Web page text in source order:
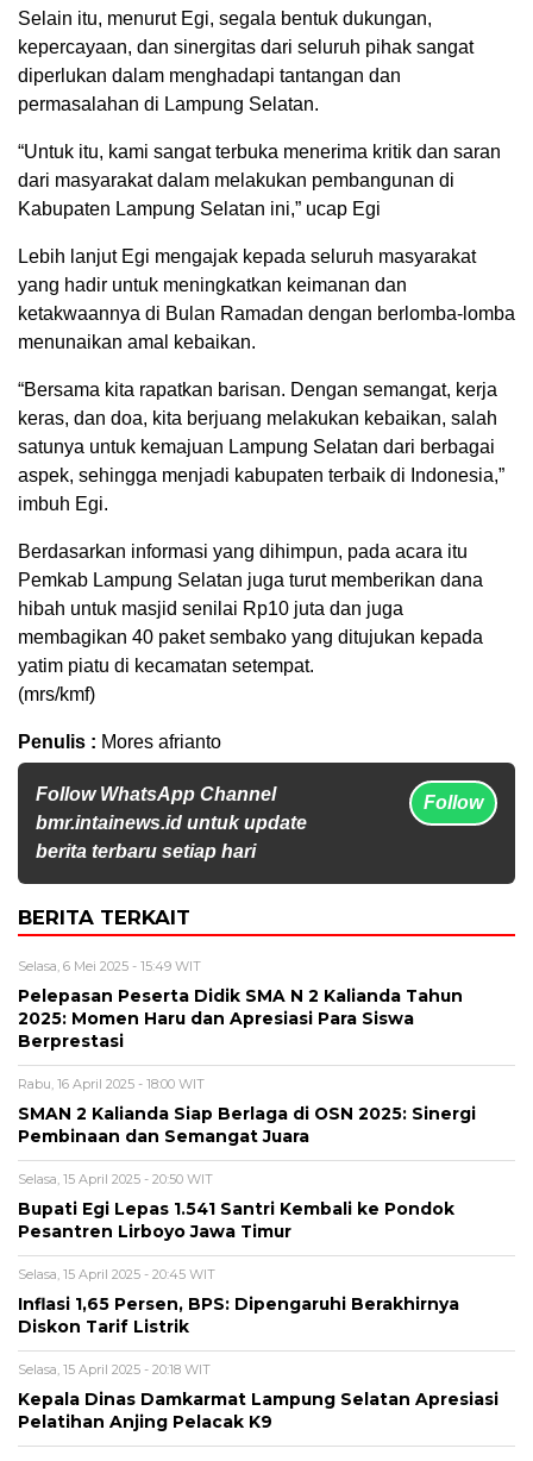
Selain itu, menurut Egi, segala bentuk dukungan,
kepercayaan, dan sinergitas dari seluruh pihak sangat
diperlukan dalam menghadapi tantangan dan
permasalahan di Lampung Selatan.
“Untuk itu, kami sangat terbuka menerima kritik dan saran
dari masyarakat dalam melakukan pembangunan di
Kabupaten Lampung Selatan ini,” ucap Egi
Lebih lanjut Egi mengajak kepada seluruh masyarakat
yang hadir untuk meningkatkan keimanan dan
ketakwaannya di Bulan Ramadan dengan berlomba-lomba
menunaikan amal kebaikan.
“Bersama kita rapatkan barisan. Dengan semangat, kerja
keras, dan doa, kita berjuang melakukan kebaikan, salah
satunya untuk kemajuan Lampung Selatan dari berbagai
aspek, sehingga menjadi kabupaten terbaik di Indonesia,”
imbuh Egi.
Berdasarkan informasi yang dihimpun, pada acara itu
Pemkab Lampung Selatan juga turut memberikan dana
hibah untuk masjid senilai Rp10 juta dan juga
membagikan 40 paket sembako yang ditujukan kepada
yatim piatu di kecamatan setempat.
(mrs/kmf)
Penulis : Mores afrianto
Follow WhatsApp Channel
bmr.intainews.id untuk update
berita terbaru setiap hari
Follow
BERITA TERKAIT
Selasa, 6 Mei 2025 - 15:49 WIT
Pelepasan Peserta Didik SMA N 2 Kalianda Tahun
2025: Momen Haru dan Apresiasi Para Siswa
Berprestasi
Rabu, 16 April 2025 - 18:00 WIT
SMAN 2 Kalianda Siap Berlaga di OSN 2025: Sinergi
Pembinaan dan Semangat Juara
Selasa, 15 April 2025 - 20:50 WIT
Bupati Egi Lepas 1.541 Santri Kembali ke Pondok
Pesantren Lirboyo Jawa Timur
Selasa, 15 April 2025 - 20:45 WIT
Inflasi 1,65 Persen, BPS: Dipengaruhi Berakhirnya
Diskon Tarif Listrik
Selasa, 15 April 2025 - 20:18 WIT
Kepala Dinas Damkarmat Lampung Selatan Apresiasi
Pelatihan Anjing Pelacak K9